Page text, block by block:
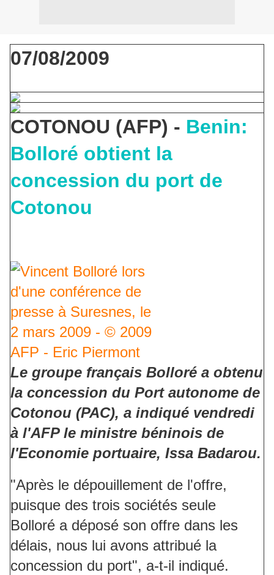
07/08/2009
COTONOU (AFP) - Benin:
Bolloré obtient la
concession du port de
Cotonou
Le groupe français Bolloré a obtenu
la concession du Port autonome de
Cotonou (PAC), a indiqué vendredi
à l'AFP le ministre béninois de
l'Economie portuaire, Issa Badarou.
"Après le dépouillement de l'offre,
puisque des trois sociétés seule
Bolloré a déposé son offre dans les
délais, nous lui avons attribué la
concession du port", a-t-il indiqué.